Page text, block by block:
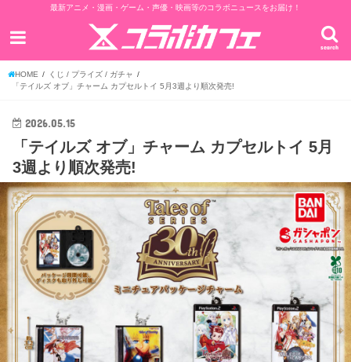
最新アニメ・漫画・ゲーム・声優・映画等のコラボニュースをお届け！
search
HOME
くじ / プライズ / ガチャ
「テイルズ オブ」チャーム カプセルトイ 5月3週より順次発売!
2026.05.15
「テイルズ オブ」チャーム カプセルトイ 5月
3週より順次発売!